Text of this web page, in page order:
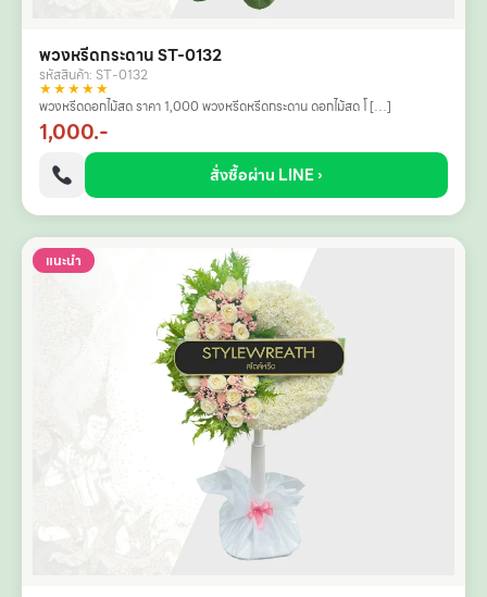
พวงหรีดกระดาน ST-0132
รหัสสินค้า: ST-0132
★★★★★
พวงหรีดดอกไม้สด ราคา 1,000 พวงหรีดหรีดกระดาน ดอกไม้สด โ […]
1,000.-
สั่งซื้อผ่าน LINE ›
แนะนำ